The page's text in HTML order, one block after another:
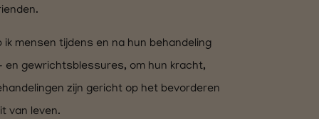
mensen tijdens en na hun behandeling
gewrichtsblessures, om hun kracht,
zijn gericht op het bevorderen
van leven.